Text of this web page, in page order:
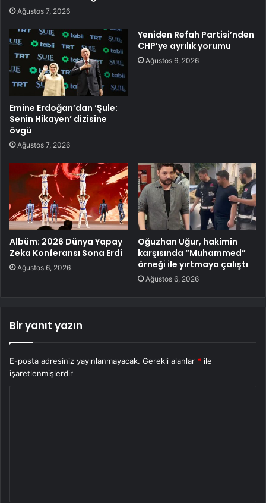
Ağustos 7, 2026
Emine Erdoğan’dan ‘Şule:
Senin Hikayen’ dizisine
övgü
Ağustos 7, 2026
Yeniden Refah Partisi’nden
CHP’ye ayrılık yorumu
Ağustos 6, 2026
Albüm: 2026 Dünya Yapay
Zeka Konferansı Sona Erdi
Ağustos 6, 2026
Oğuzhan Uğur, hakimin
karşısında “Muhammed”
örneği ile yırtmaya çalıştı
Ağustos 6, 2026
Bir yanıt yazın
E-posta adresiniz yayınlanmayacak. Gerekli alanlar * ile
işaretlenmişlerdir